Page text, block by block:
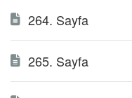
264. Sayfa
265. Sayfa